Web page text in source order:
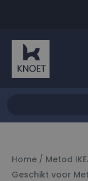
Home / Metod
Geschikt voor